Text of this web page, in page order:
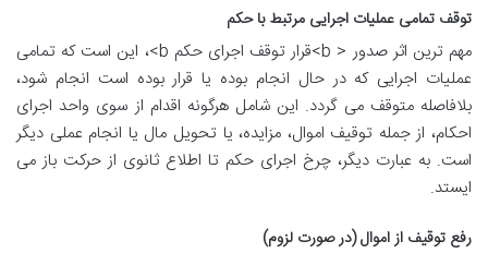
توقف تمامی عملیات اجرایی مرتبط با حکم
مهم ترین اثر صدور < b>قرار توقف اجرای حکم b>، این است که تمامی
عملیات اجرایی که در حال انجام بوده یا قرار بوده است انجام شود،
بلافاصله متوقف می گردد. این شامل هرگونه اقدام از سوی واحد اجرای
احکام، از جمله توقیف اموال، مزایده، یا تحویل مال یا انجام عملی دیگر
است. به عبارت دیگر، چرخ اجرای حکم تا اطلاع ثانوی از حرکت باز می
ایستد.
رفع توقیف از اموال (در صورت لزوم)